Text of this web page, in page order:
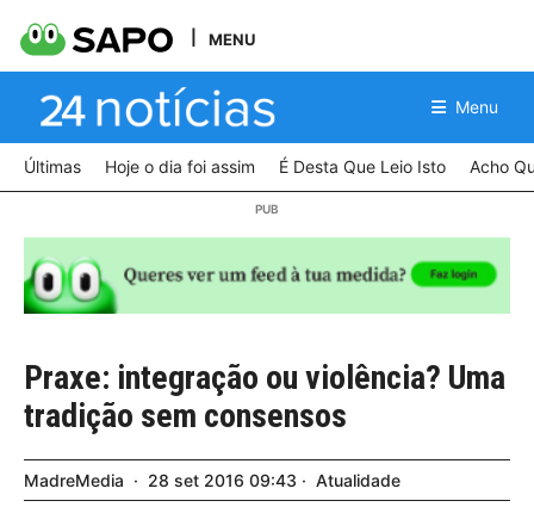
MENU
Menu
Últimas Hoje o dia foi assim É Desta Que Leio Isto Acho
Praxe: integração ou violência? Uma
tradição sem consensos
MadreMedia 28 set 2016 09:43 Atualidade